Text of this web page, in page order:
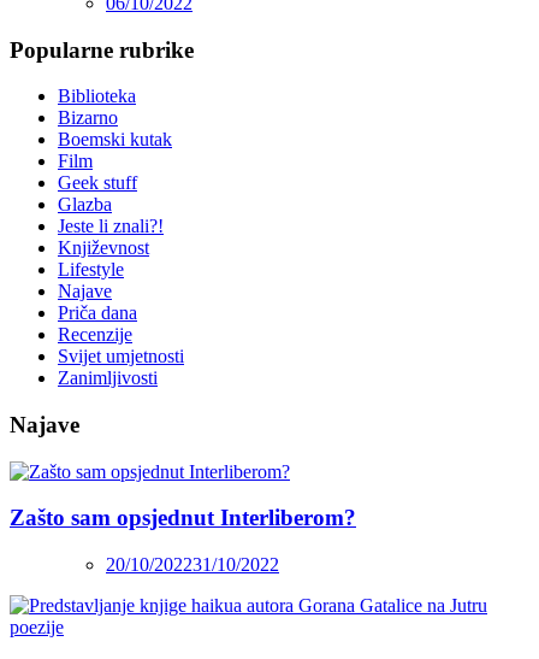
Popularne rubrike
Biblioteka
Bizarno
Boemski kutak
Film
Geek stuff
Glazba
Jeste li znali?!
Književnost
Lifestyle
Najave
Priča dana
Recenzije
Svijet umjetnosti
Zanimljivosti
Najave
Zašto sam opsjednut Interliberom?
20/10/202231/10/2022